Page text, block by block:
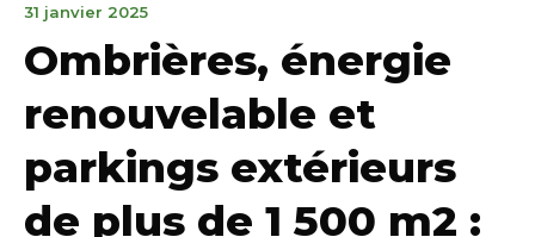
31 janvier 202515
2025
Ombrières, énergie
renouvelable et
parkings extérieurs
de plus de 1 500 m2 :